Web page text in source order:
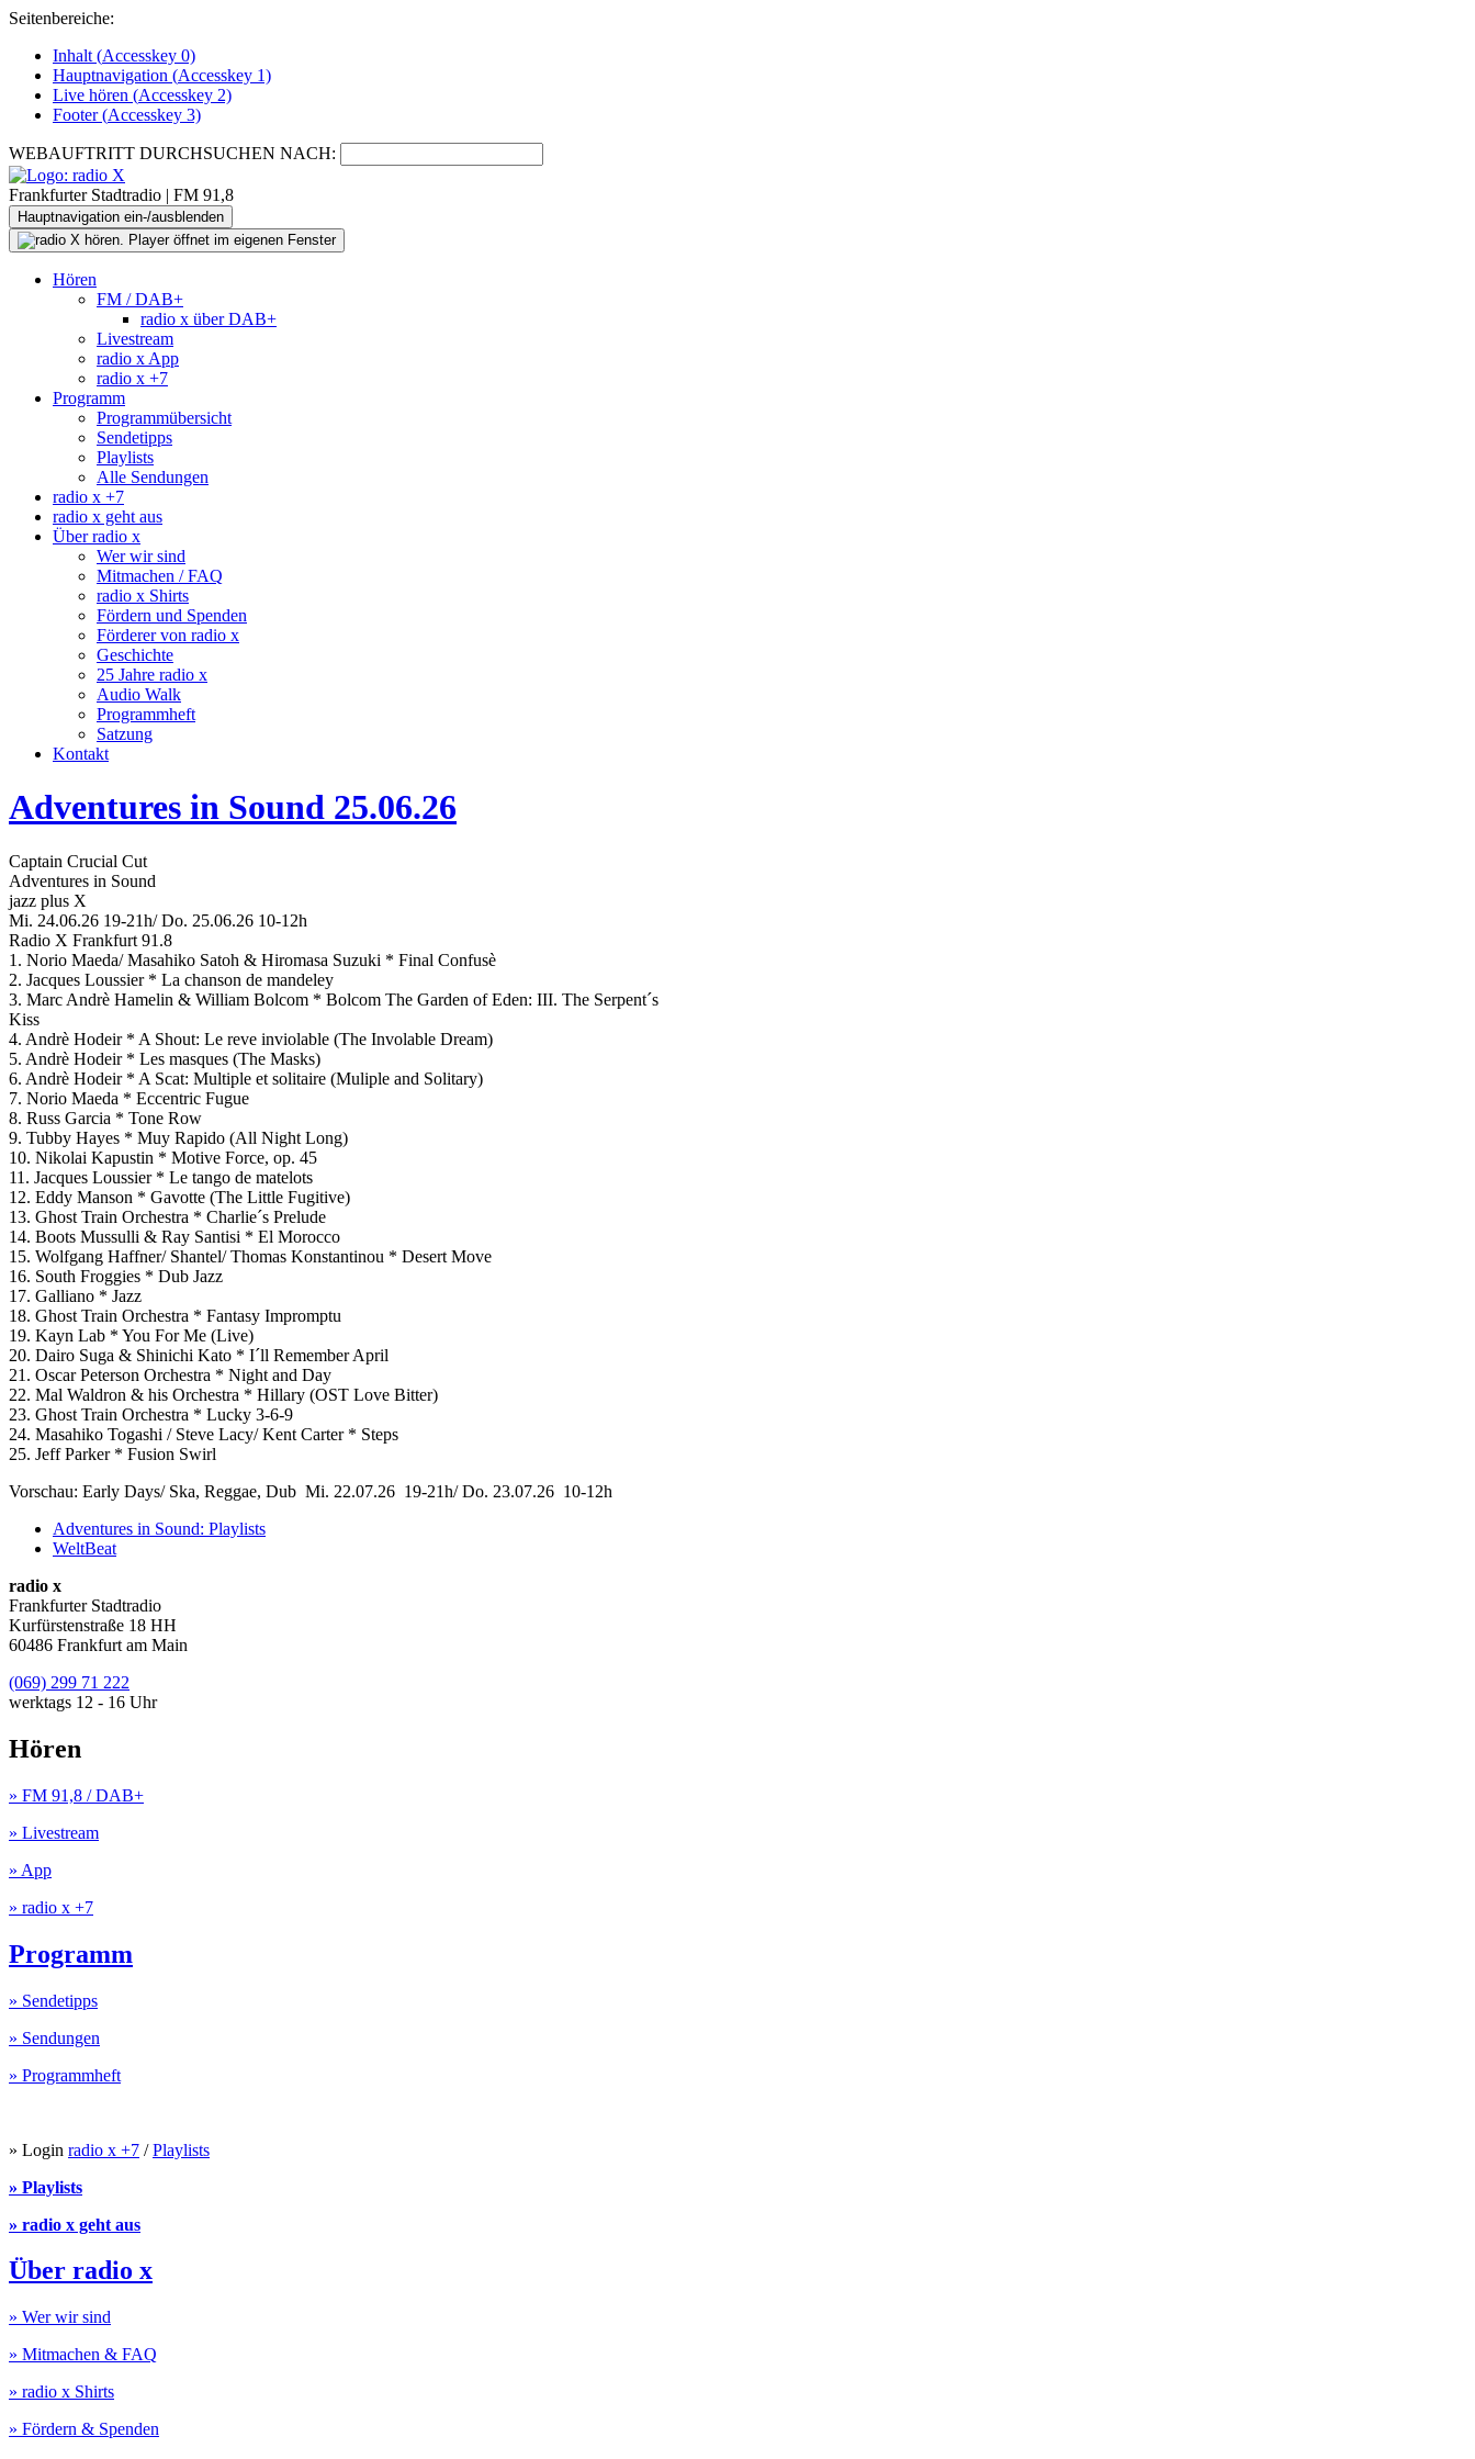
Seitenbereiche:
Inhalt (Accesskey 0)
Hauptnavigation (Accesskey 1)
Live hören (Accesskey 2)
Footer(Accesskey 3)
WEBAUFTRITT DURCHSUCHEN NACH:
Frankfurter Stadtradio | FM 91,8
Hauptnavigation ein-/ausblenden
Hören
FM / DAB+
radio x über DAB+
Livestream
radio x App
radio x +7
Programm
Programmübersicht
Sendetipps
Playlists
Alle Sendungen
radio x +7
radio x geht aus
Über radio x
Wer wir sind
Mitmachen / FAQ
radio x Shirts
Fördern und Spenden
Förderer von radio x
Geschichte
25 Jahre radio x
Audio Walk
Programmheft
Satzung
Kontakt
Adventures in Sound 25.06.26
Captain Crucial Cut
Adventures in Sound
jazz plus X
Mi. 24.06.26 19-21h/ Do. 25.06.26 10-12h
Radio X Frankfurt 91.8
1. Norio Maeda/ Masahiko Satoh & Hiromasa Suzuki * Final Confusè
2. Jacques Loussier * La chanson de mandeley
3. Marc Andrè Hamelin & William Bolcom * Bolcom The Garden of Eden: III. The Serpent´s
Kiss
4. Andrè Hodeir * A Shout: Le reve inviolable (The Involable Dream)
5. Andrè Hodeir * Les masques (The Masks)
6. Andrè Hodeir * A Scat: Multiple et solitaire (Muliple and Solitary)
7. Norio Maeda * Eccentric Fugue
8. Russ Garcia * Tone Row
9. Tubby Hayes * Muy Rapido (All Night Long)
10. Nikolai Kapustin * Motive Force, op. 45
11. Jacques Loussier * Le tango de matelots
12. Eddy Manson * Gavotte (The Little Fugitive)
13. Ghost Train Orchestra * Charlie´s Prelude
14. Boots Mussulli & Ray Santisi * El Morocco
15. Wolfgang Haffner/ Shantel/ Thomas Konstantinou * Desert Move
16. South Froggies * Dub Jazz
17. Galliano * Jazz
18. Ghost Train Orchestra * Fantasy Impromptu
19. Kayn Lab * You For Me (Live)
20. Dairo Suga & Shinichi Kato * I´ll Remember April
21. Oscar Peterson Orchestra * Night and Day
22. Mal Waldron & his Orchestra * Hillary (OST Love Bitter)
23. Ghost Train Orchestra * Lucky 3-6-9
24. Masahiko Togashi / Steve Lacy/ Kent Carter * Steps
25. Jeff Parker * Fusion Swirl
Vorschau: Early Days/ Ska, Reggae, Dub Mi. 22.07.26 19-21h/ Do. 23.07.26 10-12h
Adventures in Sound: Playlists
WeltBeat
radio x
Frankfurter Stadtradio
Kurfürstenstraße 18 HH
60486 Frankfurt am Main
(069) 299 71 222
werktags 12 - 16 Uhr
Hören
» FM 91,8 / DAB+
» Livestream
» App
» radio x +7
Programm
» Sendetipps
» Sendungen
» Programmheft
» Login radio x +7 /Playlists
» Playlists
» radio x geht aus
Über radio x
» Wer wir sind
» Mitmachen & FAQ
» radio x Shirts
» Fördern & Spenden